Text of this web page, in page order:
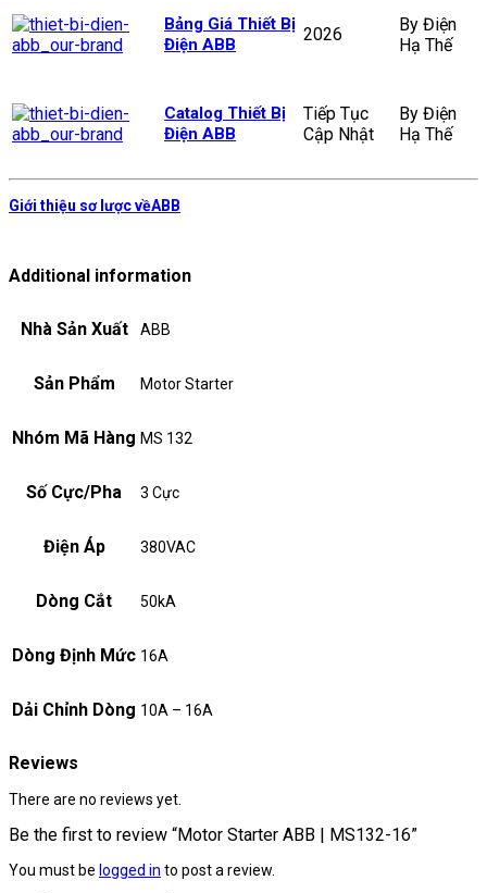
Bảng Giá Thiết Bị
Điện ABB
2026
By Điện
Hạ Thế
Catalog Thiết Bị
Điện ABB
Tiếp Tục
Cập Nhật
By Điện
Hạ Thế
Giới thiệu sơ lược vềABB
Additional information
Nhà Sản Xuất ABB
Sản Phẩm Motor Starter
Nhóm Mã Hàng MS 132
Số Cực/Pha 3 Cực
Điện Áp 380VAC
Dòng Cắt 50kA
Dòng Định Mức 16A
Dải Chỉnh Dòng 10A – 16A
Reviews
There are no reviews yet.
Be the first to review “Motor Starter ABB | MS132-16”
You must be logged in to post a review.